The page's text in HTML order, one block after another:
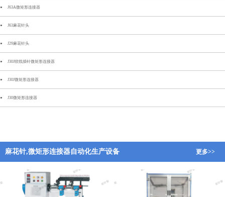
J63A微矩形连接器
J63麻花针头
J29麻花针头
J30J绞线插针微矩形连接器
J30J微矩形连接器
J30微矩形连接器
麻花针,微矩形连接器自动化生产设备 更多>>